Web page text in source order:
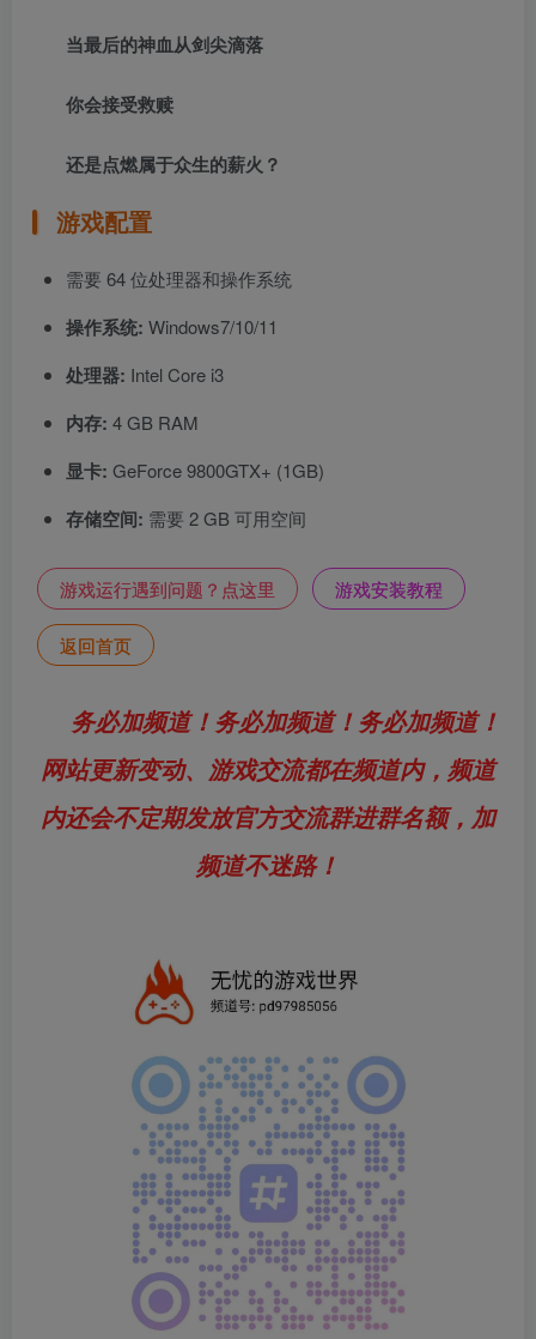
当最后的神血从剑尖滴落
你会接受救赎
还是点燃属于众生的薪火？
游戏配置
需要 64 位处理器和操作系统
操作系统: Windows7/10/11
处理器: Intel Core i3
内存: 4 GB RAM
显卡: GeForce 9800GTX+ (1GB)
存储空间: 需要 2 GB 可用空间
游戏运行遇到问题？点这里 游戏安装教程
返回首页
务必加频道！务必加频道！务必加频道！
网站更新变动、游戏交流都在频道内，频道
内还会不定期发放官方交流群进群名额，加
频道不迷路！